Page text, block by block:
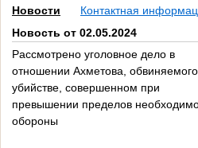
Новости
Контактная
Новость от 02.05.2024
Рассмотрено уголовное дело в
отношении Ахметова,
убийстве, совершенном при
превышении пределов
обороны